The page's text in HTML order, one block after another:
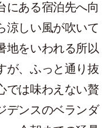
にある宿泊先へ向
涼しい風が吹いて
地をいわれる所以
が、ふっと通り抜
では味わえない贅
デンスのベランダ